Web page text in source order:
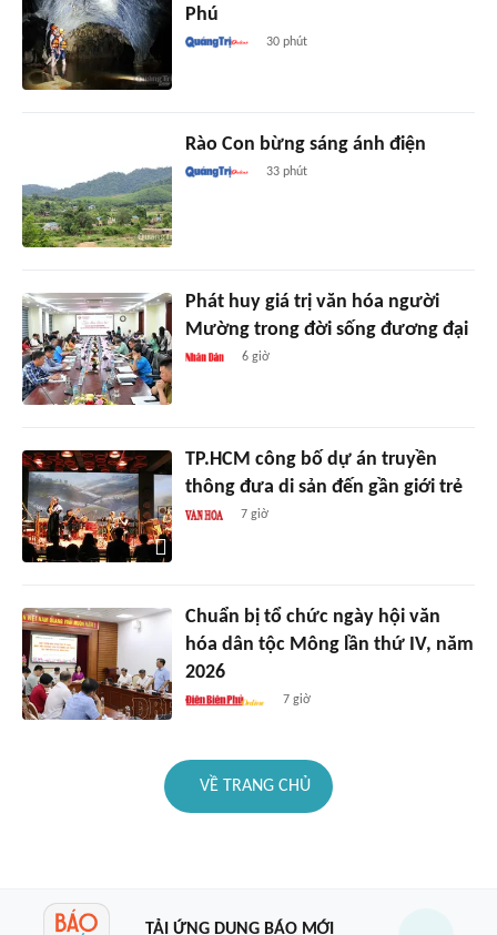
Phú
30 phút
Rào Con bừng sáng ánh điện
33 phút
Phát huy giá trị văn hóa người
Mường trong đời sống đương đại
6 giờ
TP.HCM công bố dự án truyền
thông đưa di sản đến gần giới trẻ
7 giờ
Chuẩn bị tổ chức ngày hội văn
hóa dân tộc Mông lần thứ IV, năm
2026
7 giờ
VỀ TRANG CHỦ
TẢI ỨNG DỤNG BÁO MỚI